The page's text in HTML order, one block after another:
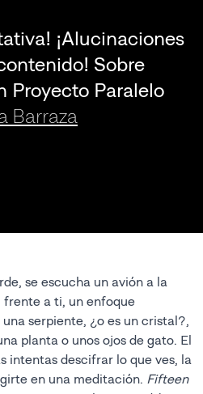
¡Alucinaciones
Sobre
Proyecto Paralelo
Barraza
se escucha un avión a la
a ti, un enfoque
serpiente, ¿o es un cristal?,
planta o unos ojos de gato. El
intentas descifrar lo que ves, la
en una meditación. Fifteen